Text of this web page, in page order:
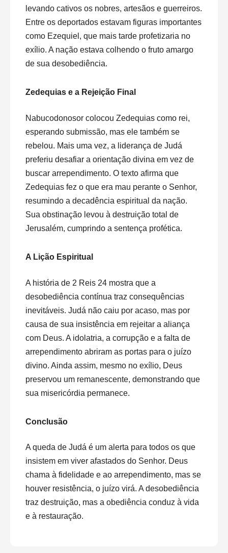
levando cativos os nobres, artesãos e guerreiros.
Entre os deportados estavam figuras importantes
como Ezequiel, que mais tarde profetizaria no
exílio. A nação estava colhendo o fruto amargo
de sua desobediência.
Zedequias e a Rejeição Final
Nabucodonosor colocou Zedequias como rei,
esperando submissão, mas ele também se
rebelou. Mais uma vez, a liderança de Judá
preferiu desafiar a orientação divina em vez de
buscar arrependimento. O texto afirma que
Zedequias fez o que era mau perante o Senhor,
resumindo a decadência espiritual da nação.
Sua obstinação levou à destruição total de
Jerusalém, cumprindo a sentença profética.
A Lição Espiritual
A história de 2 Reis 24 mostra que a
desobediência contínua traz consequências
inevitáveis. Judá não caiu por acaso, mas por
causa de sua insistência em rejeitar a aliança
com Deus. A idolatria, a corrupção e a falta de
arrependimento abriram as portas para o juízo
divino. Ainda assim, mesmo no exílio, Deus
preservou um remanescente, demonstrando que
sua misericórdia permanece.
Conclusão
A queda de Judá é um alerta para todos os que
insistem em viver afastados do Senhor. Deus
chama à fidelidade e ao arrependimento, mas se
houver resistência, o juízo virá. A desobediência
traz destruição, mas a obediência conduz à vida
e à restauração.